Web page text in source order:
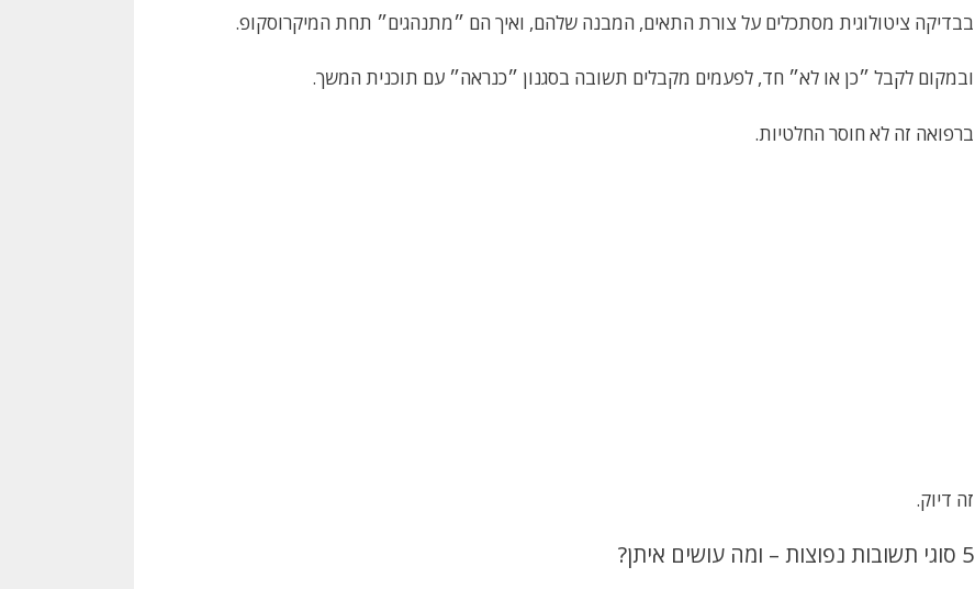
בבדיקה ציטולוגית מסתכלים על צורת התאים, המבנה שלהם, ואיך הם ״מתנהגים״ תחת המיקרוסקופ.
ובמקום לקבל ״כן או לא״ חד, לפעמים מקבלים תשובה בסגנון ״כנראה״ עם תוכנית המשך.
ברפואה זה לא חוסר החלטיות.
זה דיוק.
5 סוגי תשובות נפוצות – ומה עושים איתן?